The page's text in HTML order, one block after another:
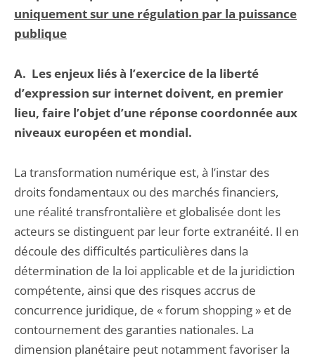
uniquement sur une régulation par la puissance
publique
A. Les enjeux liés à l’exercice de la liberté
d’expression sur internet doivent, en premier
lieu, faire l’objet d’une réponse coordonnée aux
niveaux européen et mondial.
La transformation numérique est, à l’instar des
droits fondamentaux ou des marchés financiers,
une réalité transfrontalière et globalisée dont les
acteurs se distinguent par leur forte extranéité. Il en
découle des difficultés particulières dans la
détermination de la loi applicable et de la juridiction
compétente, ainsi que des risques accrus de
concurrence juridique, de « forum shopping » et de
contournement des garanties nationales. La
dimension planétaire peut notamment favoriser la